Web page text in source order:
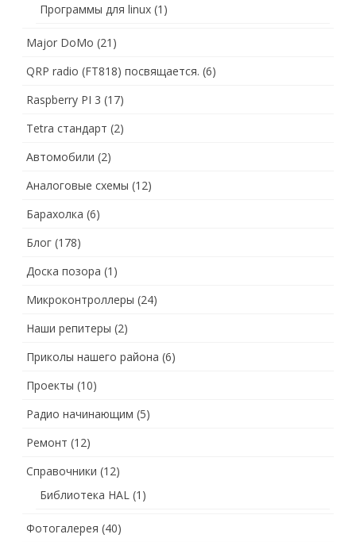
Программы для linux (1)
Major DoMo (21)
QRP radio (FT818) посвящается. (6)
Raspberry PI 3 (17)
Tetra стандарт (2)
Автомобили (2)
Аналоговые схемы (12)
Барахолка (6)
Блог (178)
Доска позора (1)
Микроконтроллеры (24)
Наши репитеры (2)
Приколы нашего района (6)
Проекты (10)
Радио начинающим (5)
Ремонт (12)
Справочники (12)
Библиотека HAL (1)
Фотогалерея (40)